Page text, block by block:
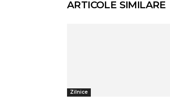
ARTICOLE SIMILARE
Zilnice